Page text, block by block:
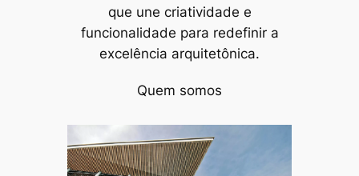
que une criatividade e
funcionalidade para redefinir a
excelência arquitetônica.
Quem somos